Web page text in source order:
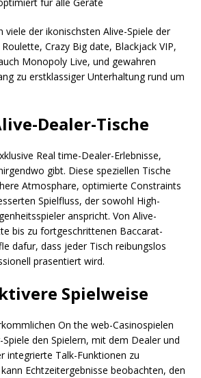
fur alle Gerate
viele der ikonischsten Alive-Spiele der
Crazy Big date, Blackjack VIP,
Monopoly Live, und gewahren
zu erstklassiger Unterhaltung rund um
Dealer-Tische
Real time-Dealer-Erlebnisse,
gibt. Diese speziellen Tische
Atmosphare, optimierte Constraints
Spielfluss, der sowohl High-
anspricht. Von Alive-
bis zu fortgeschrittenen Baccarat-
dafur, dass jeder Tisch reibungslos
prasentiert wird.
Spielweise
On the web-Casinospielen
den Spielern, mit dem Dealer und
integrierte Talk-Funktionen zu
Echtzeitergebnisse beobachten, den